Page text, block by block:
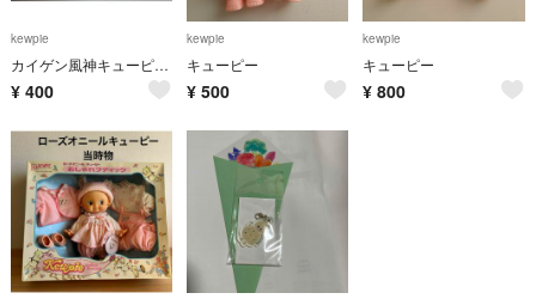
kewpie
カイゲン風神キューピーマスコット
¥ 400
kewpie
キューピー
¥ 500
kewpie
キューピー
¥ 800